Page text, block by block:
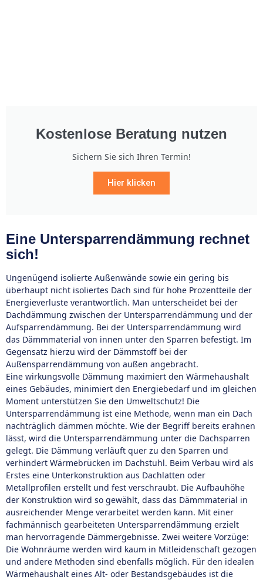
Kostenlose Beratung nutzen
Sichern Sie sich Ihren Termin!
Hier klicken
Eine Untersparrendämmung rechnet
sich!
Ungenügend isolierte Außenwände sowie ein gering bis
überhaupt nicht isoliertes Dach sind für hohe Prozentteile der
Energieverluste verantwortlich. Man unterscheidet bei der
Dachdämmung zwischen der Untersparrendämmung und der
Aufsparrendämmung. Bei der Untersparrendämmung wird
das Dämmmaterial von innen unter den Sparren befestigt. Im
Gegensatz hierzu wird der Dämmstoff bei der
Außensparrendämmung von außen angebracht.
Eine wirkungsvolle Dämmung maximiert den Wärmehaushalt
eines Gebäudes, minimiert den Energiebedarf und im gleichen
Moment unterstützen Sie den Umweltschutz! Die
Untersparrendämmung ist eine Methode, wenn man ein Dach
nachträglich dämmen möchte. Wie der Begriff bereits erahnen
lässt, wird die Untersparrendämmung unter die Dachsparren
gelegt. Die Dämmung verläuft quer zu den Sparren und
verhindert Wärmebrücken im Dachstuhl. Beim Verbau wird als
Erstes eine Unterkonstruktion aus Dachlatten oder
Metallprofilen erstellt und fest verschraubt. Die Aufbauhöhe
der Konstruktion wird so gewählt, dass das Dämmmaterial in
ausreichender Menge verarbeitet werden kann. Mit einer
fachmännisch gearbeiteten Untersparrendämmung erzielt
man hervorragende Dämmergebnisse. Zwei weitere Vorzüge:
Die Wohnräume werden wird kaum in Mitleidenschaft gezogen
und andere Methoden sind ebenfalls möglich. Für den idealen
Wärmehaushalt eines Alt- oder Bestandsgebäudes ist die